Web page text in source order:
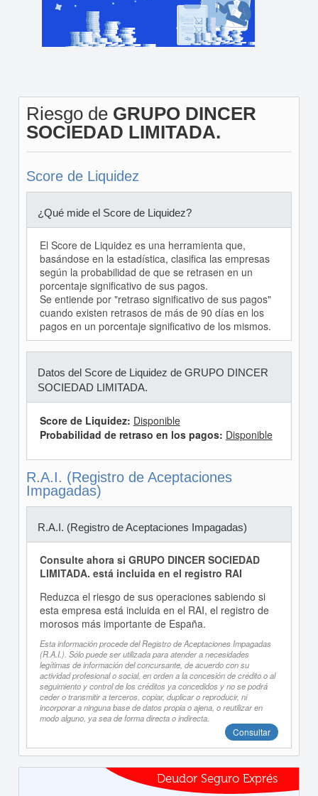
Riesgo de GRUPO DINCER
SOCIEDAD LIMITADA.
Score de Liquidez
¿Qué mide el Score de Liquidez?
El Score de Liquidez es una herramienta que,
basándose en la estadística, clasifica las empresas
según la probabilidad de que se retrasen en un
porcentaje significativo de sus pagos.
Se entiende por "retraso significativo de sus pagos"
cuando existen retrasos de más de 90 días en los
pagos en un porcentaje significativo de los mismos.
Datos del Score de Liquidez de GRUPO DINCER
SOCIEDAD LIMITADA.
Score de Liquidez: Disponible
Probabilidad de retraso en los pagos: Disponible
R.A.I. (Registro de Aceptaciones
Impagadas)
R.A.I. (Registro de Aceptaciones Impagadas)
Consulte ahora si GRUPO DINCER SOCIEDAD
LIMITADA. está incluida en el registro RAI
Reduzca el riesgo de sus operaciones sabiendo si
esta empresa está incluida en el RAI, el registro de
morosos más importante de España.
Esta información procede del Registro de Aceptaciones Impagadas
(R.A.I.). Sólo puede ser utilizada para atender a necesidades
legítimas de información del concursante, de acuerdo con su
actividad profesional o social, en orden a la concesión de crédito o al
seguimiento y control de los créditos ya concedidos y no se podrá
ceder o transmitir a terceros, copiar, duplicar o reproducir, ni
incorporar a ninguna base de datos propia o ajena, o reutilizar en
modo alguno, ya sea de forma directa o indirecta.
Consultar
Deudor Seguro Exprés